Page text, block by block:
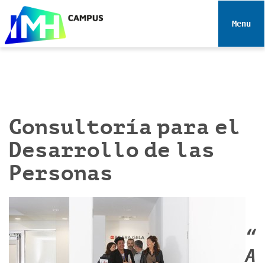
e
Toggle
Consultoría para el
Desarrollo de las
Personas
“
A